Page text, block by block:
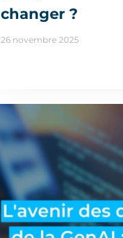
changer ?
26 novembre 2025